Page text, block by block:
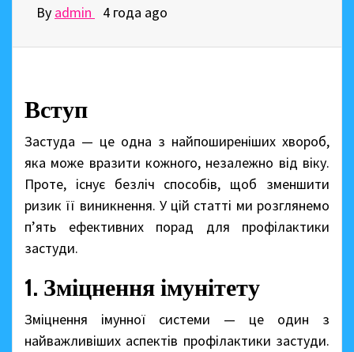
By admin 4 года ago
Вступ
Застуда — це одна з найпоширеніших хвороб,
яка може вразити кожного, незалежно від віку.
Проте, існує безліч способів, щоб зменшити
ризик її виникнення. У цій статті ми розглянемо
п’ять ефективних порад для профілактики
застуди.
1. Зміцнення імунітету
Зміцнення імунної системи — це один з
найважливіших аспектів профілактики застуди.